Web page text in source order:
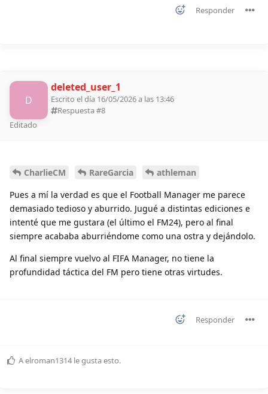
Responder
D
deleted_user_1
Escrito el día 16/05/2026 a las 13:46
Respuesta #8
Editado
CharlieCM RareGarcia
athleman
Pues a mí la verdad es que el Football Manager me parece
demasiado tedioso y aburrido. Jugué a distintas ediciones e
intenté que me gustara (el último el FM24), pero al final
siempre acababa aburriéndome como una ostra y dejándolo.
Al final siempre vuelvo al FIFA Manager, no tiene la
profundidad táctica del FM pero tiene otras virtudes.
Responder
Aelroman1314 le gusta esto.